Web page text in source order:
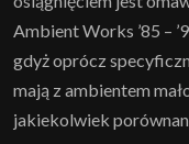
Ambient Works ’85 –
gdyż oprócz
mają z ambientem
jakiekolwiek